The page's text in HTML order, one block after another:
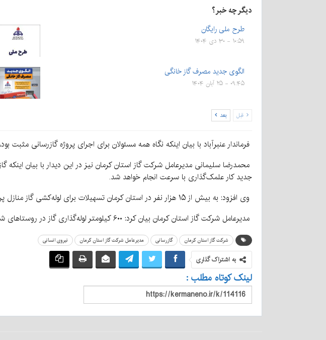
دیگر چه خبر؟
طرح ملی رایگان
۱۰:۵۹ - ۳۰ دی ۱۴۰۴
الگوی جدید مصرف گاز خانگی
۰۹:۴۵ - ۲۵ آبان ۱۴۰۴
قبل بعد
فرماندار عنبرآباد با بیان اینکه نگاه همه مسئولان برای اجرای پروژه گازرسانی
جدید کار علمک‌گذاری با سرعت انجام خواهد شد.
وی افزود: به بیش از ۱۵ هزار نفر در استان کرمان تسهیلات برای لوله‌کشی گاز منازل پرداخت خواهد شد.
مدیرعامل شرکت گاز استان کرمان بیان کرد: ۶۰۰ کیلومتر لوله‌گذاری گاز در روستاهای شهرستان عنبرآباد انجام می‌شود که به‌عنوان یکی از بزرگ‌ترین پروژه‌های گازرسانی است.
شرکت گاز استان کرمان گازرسانی مدیرعامل شرکت گاز استان کرمان نیروی انسانی
به اشتراک گذاری
لینک کوتاه مطلب :